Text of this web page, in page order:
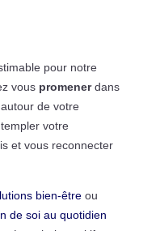
pour notre
vous promenerdans
de votre
votre
et vous reconnecter
bien-êtreou
de soi au quotidien